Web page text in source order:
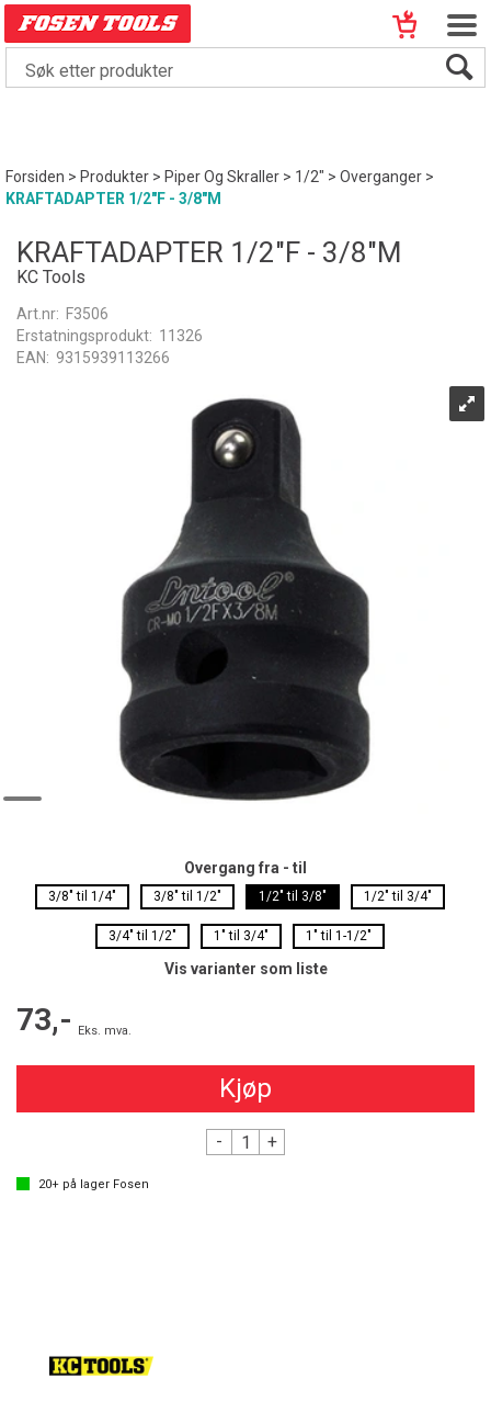
Forsiden>Produkter>Piper Og Skraller>1/2">Overganger>
KRAFTADAPTER 1/2"F - 3/8"M
KRAFTADAPTER 1/2"F - 3/8"M
KC Tools
Art.nr: F3506
Erstatningsprodukt: 11326
EAN: 9315939113266
Overgang fra - til
3/8" til 1/4" 3/8" til 1/2" 1/2" til 3/8" 1/2" til 3/4"
3/4" til 1/2" 1" til 3/4" 1" til 1-1/2"
Vis varianter som liste
73,- Eks. mva.
Kjøp
- +
20+ på lager Fosen